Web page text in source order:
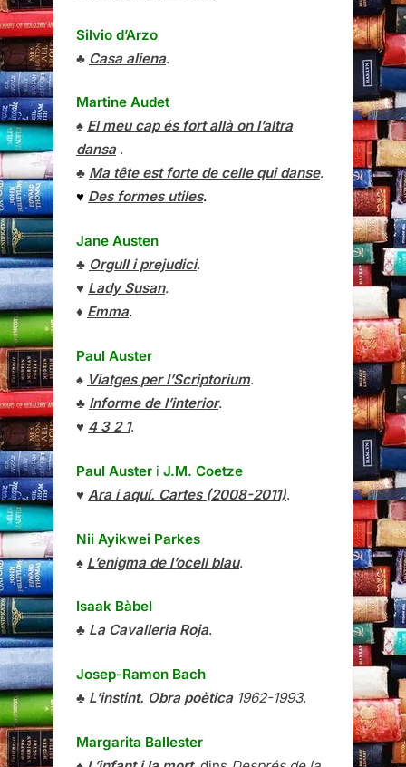
Silvio d’Arzo
♣ Casa aliena.
Martine Audet
♠ El meu cap és fort allà on l’altra
dansa.
♣ Ma tête est forte de celle qui danse.
♥ Des formes utiles.
Jane Austen
♣ Orgull i prejudici.
♥ Lady Susan.
♦ Emma.
Paul Auster
♠ Viatges per l’Scriptorium.
♣ Informe de l’interior.
♥ 4 3 2 1.
Paul Auster i J.M. Coetze
♥ Ara i aquí. Cartes (2008-2011).
Nii Ayikwei Parkes
♠ L’enigma de l’ocell blau.
Isaak Bàbel
♣ La Cavalleria Roja.
Josep-Ramon Bach
♣ L’instint. Obra poètica1962-1993.
Margarita Ballester